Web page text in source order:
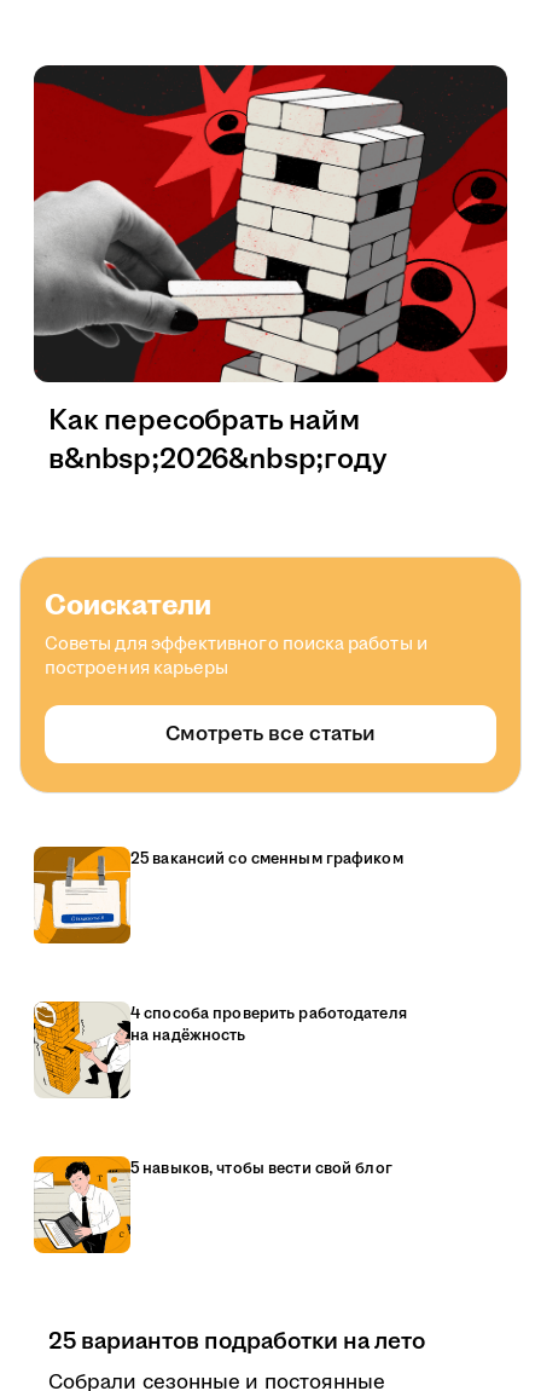
Как пересобрать найм
в&nbsp;2026&nbsp;году
Соискатели
Советы для эффективного поиска работы и
построения карьеры
Смотреть все статьи
25 вакансий со сменным графиком
4 способа проверить работодателя
на надёжность
5 навыков, чтобы вести свой блог
25 вариантов подработки на лето
Собрали сезонные и постоянные